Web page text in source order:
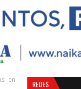
en REDES